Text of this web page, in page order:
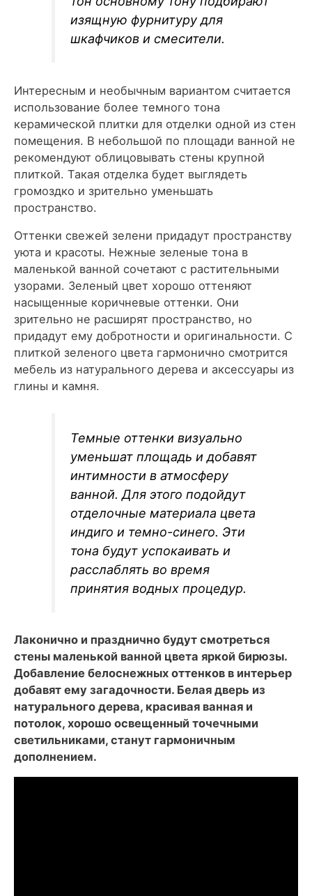
изящную фурнитуру для
шкафчиков и смесители.
Интересным и необычным вариантом считается
использование более темного тона
керамической плитки для отделки одной из стен
помещения. В небольшой по площади ванной не
рекомендуют облицовывать стены крупной
плиткой. Такая отделка будет выглядеть
громоздко и зрительно уменьшать
пространство.
Оттенки свежей зелени придадут пространству
уюта и красоты. Нежные зеленые тона в
маленькой ванной сочетают с растительными
узорами. Зеленый цвет хорошо оттеняют
насыщенные коричневые оттенки. Они
зрительно не расширят пространство, но
придадут ему добротности и оригинальности. С
плиткой зеленого цвета гармонично смотрится
мебель из натурального дерева и аксессуары из
глины и камня.
Темные оттенки визуально
уменьшат площадь и добавят
интимности в атмосферу
ванной. Для этого подойдут
отделочные материала цвета
индиго и темно-синего. Эти
тона будут успокаивать и
расслаблять во время
принятия водных процедур.
Лаконично и празднично будут смотреться
стены маленькой ванной цвета яркой бирюзы.
Добавление белоснежных оттенков в интерьер
добавят ему загадочности. Белая дверь из
натурального дерева, красивая ванная и
потолок, хорошо освещенный точечными
светильниками, станут гармоничным
дополнением.